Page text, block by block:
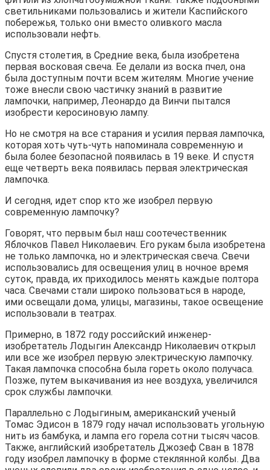
светильниками пользовались и жители Каспийского
побережья, только они вместо оливкого масла
использовали нефть.
Спустя столетия, в Средние века, была изобретена
первая восковая свеча. Ее делали из воска пчел, она
была доступным почти всем жителям. Многие учение
тоже внесли свою частичку знаний в развитие
лампочки, например, Леонардо да Винчи пытался
изобрести керосиновую лампу.
Но не смотря на все старания и усилия первая лампочка,
которая хоть чуть-чуть напоминала современную и
была более безопасной появилась в 19 веке. И спустя
еще четверть века появилась первая электрическая
лампочка.
И сегодня, идет спор кто же изобрел первую
современную лампочку?
Говорят, что первым был наш соотечественник
Яблочков Павел Николаевич. Его рукам была изобретена
не только лампочка, но и электрическая свеча. Свечи
использовались для освещения улиц в ночное время
суток, правда, их приходилось менять каждые полтора
часа. Свечами стали широко пользоваться в народе,
ими освещали дома, улицы, магазины, такое освещение
использовали в театрах.
Примерно, в 1872 году российский инженер-
изобретатель Лодыгин Александр Николаевич открыл
или все же изобрел первую электрическую лампочку.
Такая лампочка способна была гореть около получаса.
Позже, путем выкачивания из нее воздуха, увеличился
срок службы лампочки.
Параллельно с Лодыгиным, американский ученый
Томас Эдисон в 1879 году начал использовать угольную
нить из бамбука, и лампа его горела сотни тысяч часов.
Также, английский изобретатель Джозеф Сван в 1878
году изобрел лампочку в форме стеклянной колбы. Два